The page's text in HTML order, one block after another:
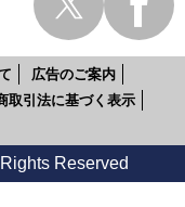
広告のご案内
取引法に基づく表示
Reserved